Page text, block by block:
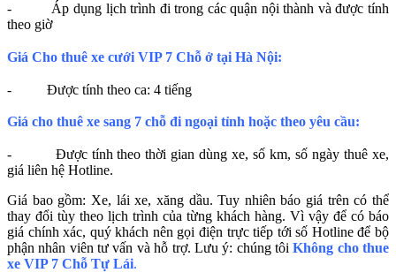
- Áp dụng lịch trình đi trong các quận nội thành và được tính
theo giờ
Giá Cho thuê xe cưới VIP 7 Chỗ ở tại Hà Nội:
- Được tính theo ca: 4 tiếng
Giá cho thuê xe sang 7 chỗ đi ngoại tỉnh hoặc theo yêu cầu:
- Được tính theo thời gian dùng xe, số km, số ngày thuê xe,
giá liên hệ Hotline.
Giá bao gồm: Xe, lái xe, xăng dầu. Tuy nhiên báo giá trên có thể
thay đổi tùy theo lịch trình của từng khách hàng. Vì vậy để có báo
giá chính xác, quý khách nên gọi điện trực tiếp tới số Hotline để bộ
phận nhân viên tư vấn và hỗ trợ. Lưu ý: chúng tôiKhông cho thue
xe VIP 7 Chỗ Tự Lái.